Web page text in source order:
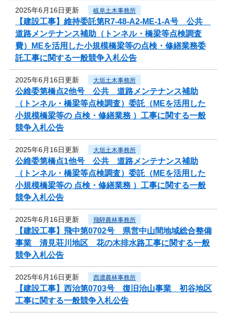
2025年6月16日更新 岐阜土木事務所
【建設工事】維持委託第R7-48-A2-ME-1-A号 公共
道路メンテナンス補助（トンネル・橋梁等点検調査
費）MEを活用した小規模橋梁等の点検・修繕業務委
託工事に関する一般競争入札公告
2025年6月16日更新 大垣土木事務所
公維委第橋点2他号 公共 道路メンテナンス補助
（トンネル・橋梁等点検調査）委託（MEを活用した
小規模橋梁等の 点検・修繕業務 ）工事に関する一般
競争入札公告
2025年6月16日更新 大垣土木事務所
公維委第橋点1他号 公共 道路メンテナンス補助
（トンネル・橋梁等点検調査）委託（MEを活用した
小規模橋梁等の 点検・修繕業務 ）工事に関する一般
競争入札公告
2025年6月16日更新 飛騨農林事務所
【建設工事】飛中第0702号 県営中山間地域総合整備
事業 清見荘川地区 花の木排水路工事に関する一般
競争入札公告
2025年6月16日更新 西濃農林事務所
【建設工事】西治第0703号 復旧治山事業 初谷地区
工事に関する一般競争入札公告